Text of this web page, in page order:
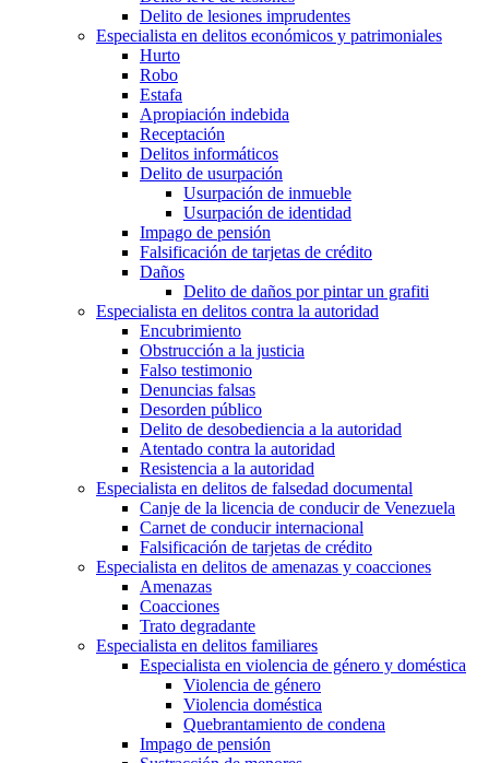
Delito de lesiones imprudentes
Especialista en delitos económicos y patrimoniales
Hurto
Robo
Estafa
Apropiación indebida
Receptación
Delitos informáticos
Delito de usurpación
Usurpación de inmueble
Usurpación de identidad
Impago de pensión
Falsificación de tarjetas de crédito
Daños
Delito de daños por pintar un grafiti
Especialista en delitos contra la autoridad
Encubrimiento
Obstrucción a la justicia
Falso testimonio
Denuncias falsas
Desorden público
Delito de desobediencia a la autoridad
Atentado contra la autoridad
Resistencia a la autoridad
Especialista en delitos de falsedad documental
Canje de la licencia de conducir de Venezuela
Carnet de conducir internacional
Falsificación de tarjetas de crédito
Especialista en delitos de amenazas y coacciones
Amenazas
Coacciones
Trato degradante
Especialista en delitos familiares
Especialista en violencia de género y doméstica
Violencia de género
Violencia doméstica
Quebrantamiento de condena
Impago de pensión